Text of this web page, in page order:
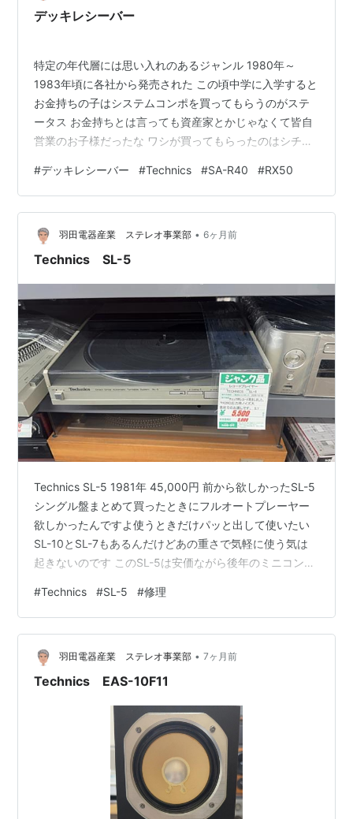
た以上は点検修理の依頼なんだろうなつか81年の…
デッキレシーバー
特定の年代層には思い入れのあるジャンル 1980年～
1983年頃に各社から発売された この頃中学に入学すると
お金持ちの子はシステムコンポを買ってもらうのがステ
ータス お金持ちとは言っても資産家とかじゃなくて皆自
営業のお子様だったな ワシが買ってもらったのはシチズ
ったんだけど却下された当時の両親には高額だったんだ
ろう 画像：シチズン公式より引用 その頃はラジカセが心
の友 しかしながらプレーヤーが無い一応居間には古いセ
パレートステレオがありましたがさすがの厨房でもセラ
ミックカートリッジではまともに録音できないことは理
#デッキレシーバー #Technics #SA-R40 #RX50
羽田電器産業 ステレオ事業部 • 6ヶ月前
Technics SL-5
Technics SL-5 1981年 45,000円 前から欲しかったSL-5
シングル盤まとめて買ったときにフルオートプレーヤー
欲しかったんですよ使うときだけパッと出して使いたい
SL-10とSL-7もあるんだけどあの重さで気軽に使う気は
起きないのです このSL-5は安価ながら後年のミニコンポ
ーヤーっす さて出力にノイズ？ まずは針先クリーニング
チップ付いてました 付属品とはいえ当事業部にいらっし
ゃったのだから針先チェックしましょ 汚れているものの
段付き摩耗は無いですね本体がきれいでしたのであまり
使われなかったんだな さてシングル盤で動作を見…
#Technics #SL-5 #修理
羽田電器産業 ステレオ事業部 • 7ヶ月前
Technics EAS-10F11